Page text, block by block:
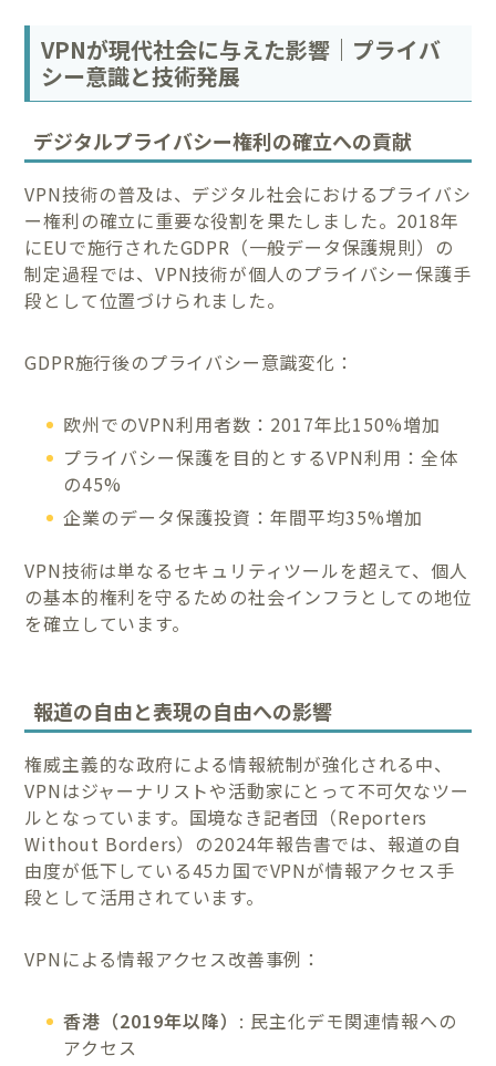
VPNが現代社会に与えた影響｜プライバ
シー意識と技術発展
デジタルプライバシー権利の確立への貢献
VPN技術の普及は、デジタル社会におけるプライバシ
ー権利の確立に重要な役割を果たしました。2018年
にEUで施行されたGDPR（一般データ保護規則）の
制定過程では、VPN技術が個人のプライバシー保護手
段として位置づけられました。
GDPR施行後のプライバシー意識変化：
欧州でのVPN利用者数：2017年比150%増加
プライバシー保護を目的とするVPN利用：全体
の45%
企業のデータ保護投資：年間平均35%増加
VPN技術は単なるセキュリティツールを超えて、個人
の基本的権利を守るための社会インフラとしての地位
を確立しています。
報道の自由と表現の自由への影響
権威主義的な政府による情報統制が強化される中、
VPNはジャーナリストや活動家にとって不可欠なツー
ルとなっています。国境なき記者団（Reporters
Without Borders）の2024年報告書では、報道の自
由度が低下している45カ国でVPNが情報アクセス手
段として活用されています。
VPNによる情報アクセス改善事例：
香港（2019年以降） : 民主化デモ関連情報への
アクセス